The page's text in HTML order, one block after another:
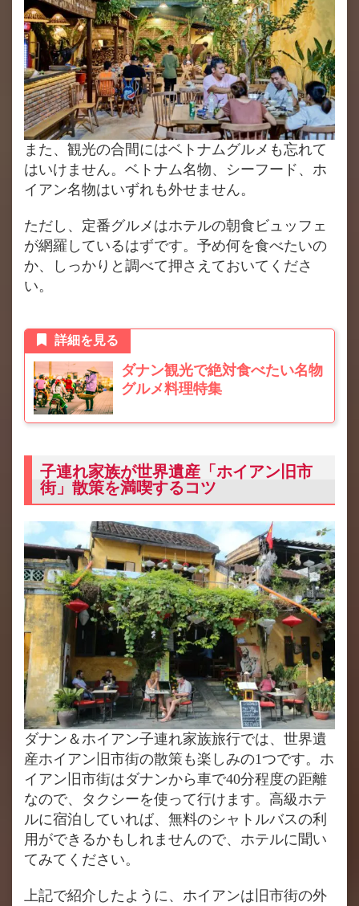
また、観光の合間にはベトナムグルメも忘れて
はいけません。ベトナム名物、シーフード、ホ
イアン名物はいずれも外せません。
ただし、定番グルメはホテルの朝食ビュッフェ
が網羅しているはずです。予め何を食べたいの
か、しっかりと調べて押さえておいてくださ
い。
ダナン観光で絶対食べたい名物
グルメ料理特集
詳細を見る
子連れ家族が世界遺産「ホイアン旧市
街」散策を満喫するコツ
ダナン＆ホイアン子連れ家族旅行では、世界遺
産ホイアン旧市街の散策も楽しみの1つです。ホ
イアン旧市街はダナンから車で40分程度の距離
なので、タクシーを使って行けます。高級ホテ
ルに宿泊していれば、無料のシャトルバスの利
用ができるかもしれませんので、ホテルに聞い
てみてください。
上記で紹介したように、ホイアンは旧市街の外